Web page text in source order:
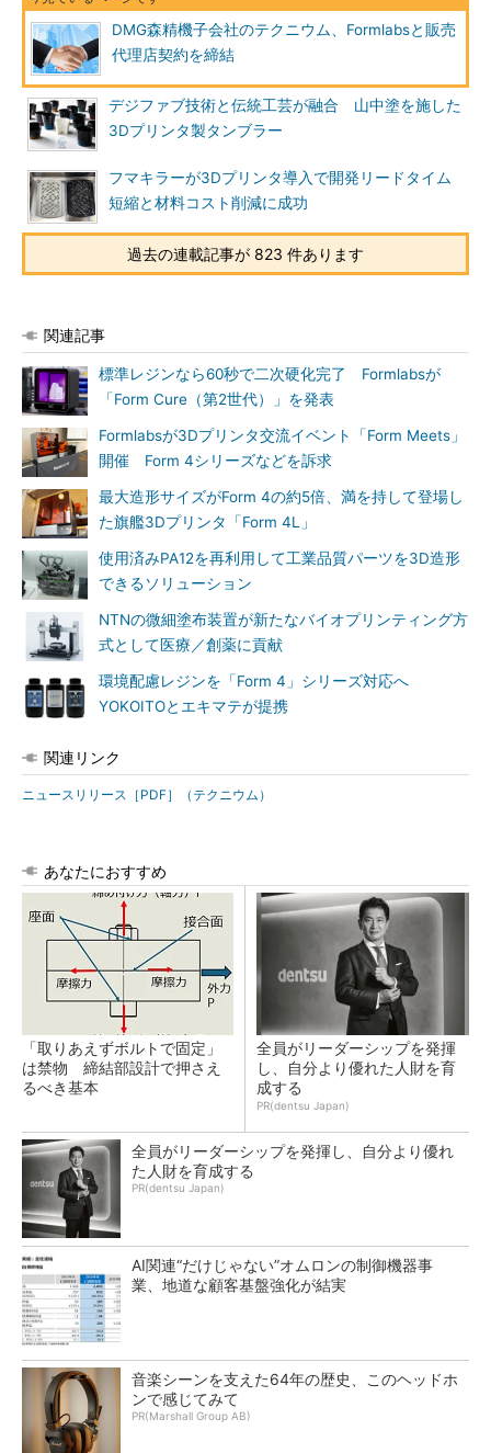
DMG森精機子会社のテクニウム、Formlabsと販売
代理店契約を締結
デジファブ技術と伝統工芸が融合 山中塗を施した
3Dプリンタ製タンブラー
フマキラーが3Dプリンタ導入で開発リードタイム
短縮と材料コスト削減に成功
過去の連載記事が 823 件あります
関連記事
標準レジンなら60秒で二次硬化完了 Formlabsが
「Form Cure（第2世代）」を発表
Formlabsが3Dプリンタ交流イベント「Form Meets」
開催 Form 4シリーズなどを訴求
最大造形サイズがForm 4の約5倍、満を持して登場し
た旗艦3Dプリンタ「Form 4L」
使用済みPA12を再利用して工業品質パーツを3D造形
できるソリューション
NTNの微細塗布装置が新たなバイオプリンティング方
式として医療／創薬に貢献
環境配慮レジンを「Form 4」シリーズ対応へ
YOKOITOとエキマテが提携
関連リンク
ニュースリリース［PDF］（テクニウム）
あなたにおすすめ
「取りあえずボルトで固定」
は禁物 締結部設計で押さえ
るべき基本
全員がリーダーシップを発揮
し、自分より優れた人財を育
成する
PR(dentsu Japan)
全員がリーダーシップを発揮し、自分より優れ
た人財を育成する
PR(dentsu Japan)
AI関連“だけじゃない”オムロンの制御機器事
業、地道な顧客基盤強化が結実
音楽シーンを支えた64年の歴史、このヘッドホ
ンで感じてみて
PR(Marshall Group AB)